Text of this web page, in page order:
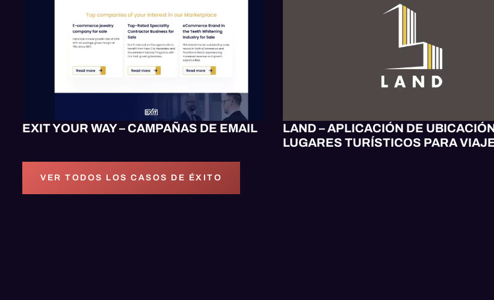
EXIT YOUR WAY – CAMPAÑAS DE EMAIL
LAND – APLICACIÓN DE
LUGARES TURÍSTICOS PARA
VER TODOS LOS CASOS DE ÉXITO